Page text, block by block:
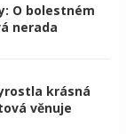
O bolestném
nerada
krásná
věnuje